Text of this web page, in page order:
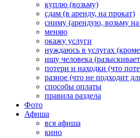
куплю (возьму)
сдам (в аренду, на прокат)
сниму (арендую, возьму на
меняю
окажу услуги
нуждаюсь в услугах
ищу человека
потери и находки (что
разное (что не подходит
способы оплаты
правила раздела
Фото
Афиша
вся афиша
кино